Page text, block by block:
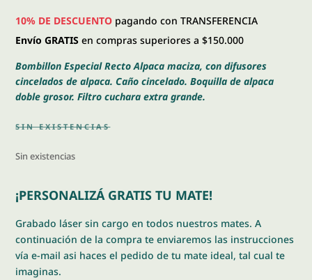
10% DE DESCUENTO pagando con TRANSFERENCIA
Envío GRATIS en compras superiores a $150.000
Bombillon Especial Recto Alpaca maciza, con difusores
cincelados de alpaca. Caño cincelado. Boquilla de alpaca
doble grosor. Filtro cuchara extra grande.
SIN EXISTENCIAS
Sin existencias
¡PERSONALIZÁ GRATIS TU MATE!
Grabado láser sin cargo en todos nuestros mates. A
continuación de la compra te enviaremos las instrucciones
vía e-mail asi haces el pedido de tu mate ideal, tal cual te
imaginas.